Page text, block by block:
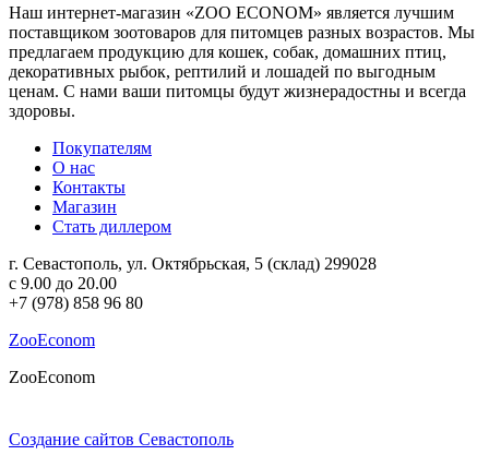
Наш интернет-магазин «ZOO ECONOM» является лучшим
поставщиком зоотоваров для питомцев разных возрастов. Мы
предлагаем продукцию для кошек, собак, домашних птиц,
декоративных рыбок, рептилий и лошадей по выгодным
ценам. С нами ваши питомцы будут жизнерадостны и всегда
здоровы.
Покупателям
О нас
Контакты
Магазин
Стать диллером
г. Севастополь, ул. Октябрьская, 5 (склад) 299028
c 9.00 до 20.00
+7 (978) 858 96 80
ZooEconom
ZooEconom
Создание сайтов Севастополь